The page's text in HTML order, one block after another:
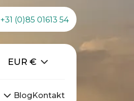
+31 (0)85 01613 54
EUR €
BlogKontakt